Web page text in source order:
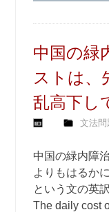
中国の緑
ストは、
乱高下し
文法問
中国の緑内障
よりもはるか
という文の英訳
The daily cost